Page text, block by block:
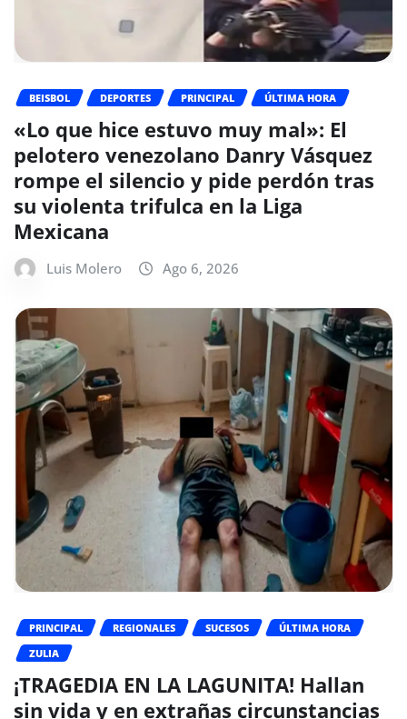
BEISBOL DEPORTES PRINCIPAL ÚLTIMA HORA
«Lo que hice estuvo muy mal»: El
pelotero venezolano Danry Vásquez
rompe el silencio y pide perdón tras
su violenta trifulca en la Liga
Mexicana
Luis Molero Ago 6, 2026
PRINCIPAL REGIONALES SUCESOS
ÚLTIMA HORA
ZULIA
¡TRAGEDIA EN LA LAGUNITA! Hallan
sin vida y en extrañas circunstancias